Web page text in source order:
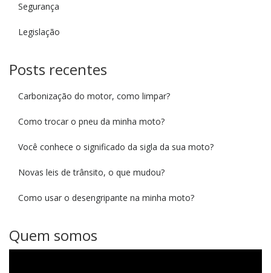
Segurança
Legislação
Posts recentes
Carbonização do motor, como limpar?
Como trocar o pneu da minha moto?
Você conhece o significado da sigla da sua moto?
Novas leis de trânsito, o que mudou?
Como usar o desengripante na minha moto?
Quem somos